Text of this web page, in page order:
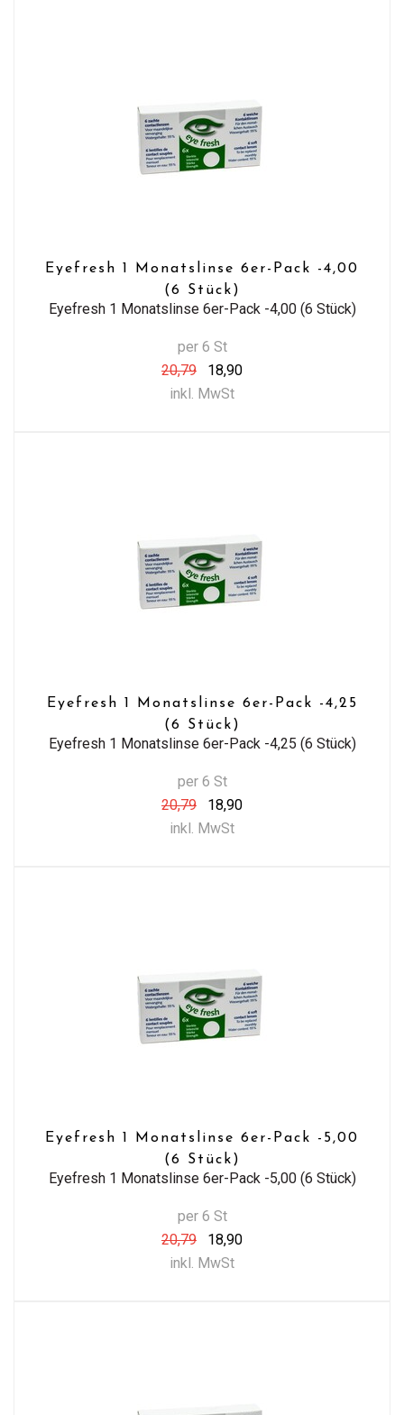
Eyefresh 1 Monatslinse 6er-Pack -4,00
(6 Stück)
Eyefresh 1 Monatslinse 6er-Pack -4,00 (6 Stück)
per 6 St
20,79
18,90
inkl. MwSt
Eyefresh 1 Monatslinse 6er-Pack -4,25
(6 Stück)
Eyefresh 1 Monatslinse 6er-Pack -4,25 (6 Stück)
per 6 St
20,79
18,90
inkl. MwSt
Eyefresh 1 Monatslinse 6er-Pack -5,00
(6 Stück)
Eyefresh 1 Monatslinse 6er-Pack -5,00 (6 Stück)
per 6 St
20,79
18,90
inkl. MwSt